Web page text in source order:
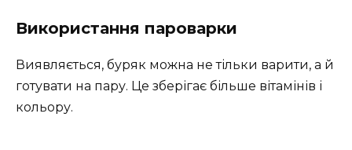
Використання пароварки
Виявляється, буряк можна не тільки варити, а й
готувати на пару. Це зберігає більше вітамінів і
кольору.